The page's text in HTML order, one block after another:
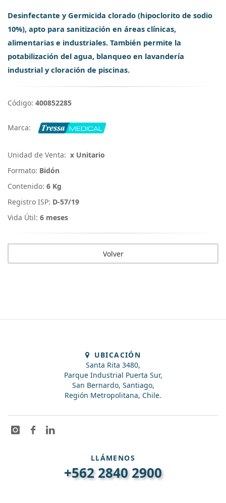
Desinfectante y Germicida clorado (hipoclorito de sodio
10%), apto para sanitización en áreas clínicas,
alimentarias e industriales. También permite la
potabilización del agua, blanqueo en lavandería
industrial y cloración de piscinas.
Código: 400852285
Marca:
Unidad de Venta: x Unitario
Formato: Bidón
Contenido: 6 Kg
Registro ISP: D-57/19
Vida Útil: 6 meses
Volver
UBICACIÓN
Santa Rita 3480,
Parque Industrial Puerta Sur,
San Bernardo, Santiago,
Región Metropolitana, Chile.
LLÁMENOS
+562 2840 2900